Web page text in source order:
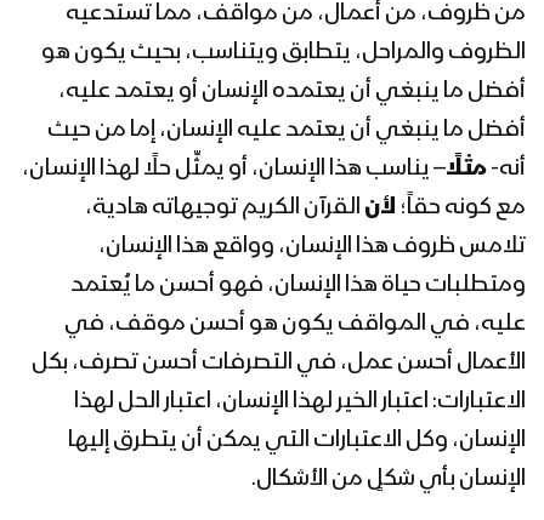
المحاضرة الرمضانية الثانية للسيد عبد الملك
04-2022م
المحاضرة الرمضانية الأولى للسيد عبد
الملك بدر الدين الحوثي 1443هـ
كلمة قائد الثورة السيد عبدالملك بدرالدين
الحوثي خلال لقاء موسع استقبالا لشهر
رمضان المبارك 1443هـ
المحاضرة الرمضانية الثامنة والعشرون
للسيد عبدالملك بدرالدين الحوثي 30
رمضان 1442هـ
من ظروف، من أعمال، من مواقف، مما تستدعيه
الظروف والمراحل، يتطابق ويتناسب، بحيث يكون هو
أفضل ما ينبغي أن يعتمده الإنسان أو يعتمد عليه،
أفضل ما ينبغي أن يعتمد عليه الإنسان، إما من حيث
أنه- مثلًا– يناسب هذا الإنسان، أو يمثِّل حلًا لهذا الإنسان،
مع كونه حقاً؛ لأن القرآن الكريم توجيهاته هادية،
تلامس ظروف هذا الإنسان، وواقع هذا الإنسان،
ومتطلبات حياة هذا الإنسان، فهو أحسن ما يُعتمد
عليه، في المواقف يكون هو أحسن موقف، في
الأعمال أحسن عمل، في التصرفات أحسن تصرف، بكل
الاعتبارات: اعتبار الخير لهذا الإنسان، اعتبار الحل لهذا
الإنسان، وكل الاعتبارات التي يمكن أن يتطرق إليها
الإنسان بأي شكلٍ من الأشكال.